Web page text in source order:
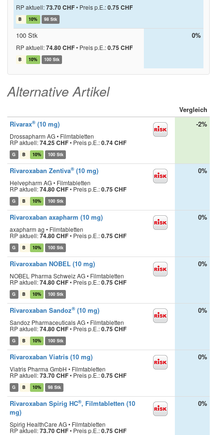
RP aktuell:73.70 CHF• Preis p.E.:0.75 CHF
B 10% 98 Stk
100 Stk
RP aktuell:74.80 CHF• Preis p.E.:0.75 CHF
B 10% 100 Stk
0%
Alternative Artikel
Vergleich
Rivarax® (10 mg)
Drossapharm AG • Filmtabletten
RP aktuell:74.25 CHF• Preis p.E.:0.74 CHF
G B 10% 100 Stk
-2%
Rivaroxaban Zentiva® (10 mg)
Helvepharm AG • Filmtabletten
RP aktuell:74.80 CHF• Preis p.E.:0.75 CHF
G B 10% 100 Stk
0%
Rivaroxaban axapharm (10 mg)
axapharm ag • Filmtabletten
RP aktuell:74.80 CHF• Preis p.E.:0.75 CHF
G B 10% 100 Stk
0%
Rivaroxaban NOBEL (10 mg)
NOBEL Pharma Schweiz AG • Filmtabletten
RP aktuell:74.80 CHF• Preis p.E.:0.75 CHF
G B 10% 100 Stk
0%
Rivaroxaban Sandoz® (10 mg)
Sandoz Pharmaceuticals AG • Filmtabletten
RP aktuell:74.80 CHF• Preis p.E.:0.75 CHF
G B 10% 100 Stk
0%
Rivaroxaban Viatris (10 mg)
Viatris Pharma GmbH • Filmtabletten
RP aktuell:73.70 CHF• Preis p.E.:0.75 CHF
G B 10% 98 Stk
0%
Rivaroxaban Spirig HC®, Filmtabletten (10
mg)
Spirig HealthCare AG • Filmtabletten
RP aktuell:73.70 CHF• Preis p.E.:0.75 CHF
0%